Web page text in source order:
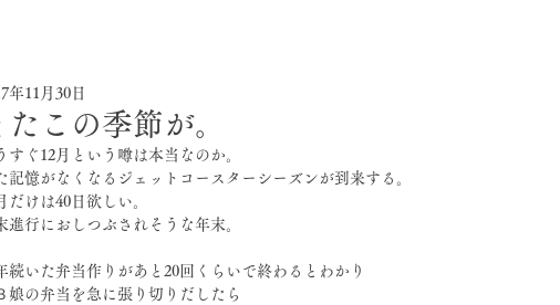
たこの季節が。
年11月30日
すぐ12月という噂は本当なのか。
記憶がなくなるジェットコースターシーズンが到来する。
だけは40日欲しい。
進行におしつぶされそうな年末。
続いた弁当作りがあと20回くらいで終わるとわかり
娘の弁当を急に張り切りだしたら